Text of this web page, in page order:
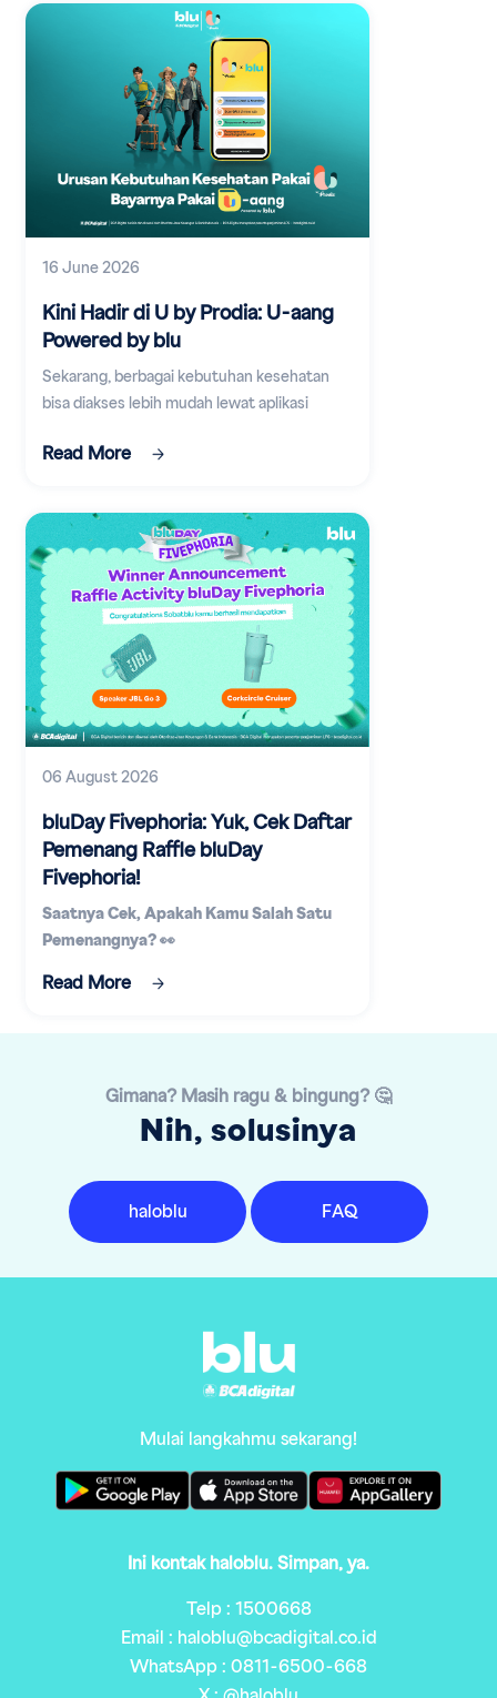
16 June 2026
Kini Hadir di U by Prodia: U-aang
Powered by blu
Sekarang, berbagai kebutuhan kesehatan
bisa diakses lebih mudah lewat aplikasi
Read More
06 August 2026
bluDay Fivephoria: Yuk, Cek Daftar
Pemenang Raffle bluDay
Fivephoria!
Saatnya Cek, Apakah Kamu Salah Satu
Pemenangnya? 👀
Read More
Gimana? Masih ragu & bingung? 🤔
Nih, solusinya
haloblu FAQ
Mulai langkahmu sekarang!
Ini kontak haloblu. Simpan, ya.
Telp : 1500668
Email : haloblu@bcadigital.co.id
WhatsApp : 0811-6500-668